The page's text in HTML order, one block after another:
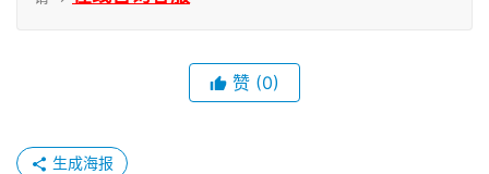
赞 (0)
生成海报